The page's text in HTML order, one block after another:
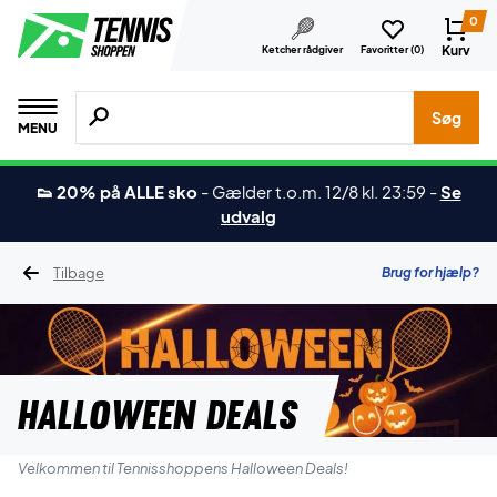
Ketcher rådgiver Favoritter (0)
0
Kurv
MENU
Søg efter produkter, mærker etc.
Søg
👟 20% på ALLE sko - Gælder t.o.m. 12/8 kl. 23:59 -Se
udvalg
Tilbage Brug for hjælp?
HALLOWEEN DEALS
Velkommen til Tennisshoppens Halloween Deals!